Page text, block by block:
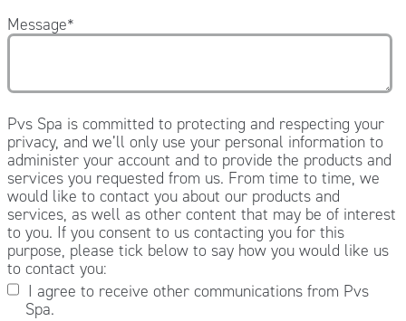
Message*
Pvs Spa is committed to protecting and respecting your
privacy, and we’ll only use your personal information to
administer your account and to provide the products and
services you requested from us. From time to time, we
would like to contact you about our products and
services, as well as other content that may be of interest
to you. If you consent to us contacting you for this
purpose, please tick below to say how you would like us
to contact you:
I agree to receive other communications from Pvs
Spa.